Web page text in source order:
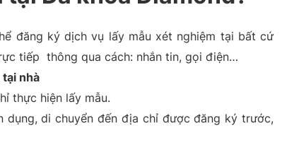
đăng ký dịch vụ lấy mẫu xét nghiệm tại bất cứ
tiếp thông qua cách: nhắn tin, gọi điện…
nhà
thực hiện lấy mẫu.
dụng, di chuyển đến địa chỉ được đăng ký trước,